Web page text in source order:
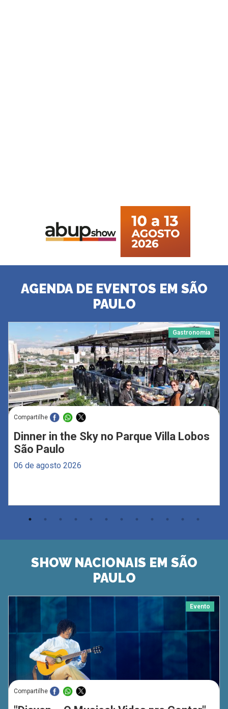
AGENDA DE EVENTOS EM SÃO
PAULO
Gastronomia
Compartilhe
Dinner in the Sky no Parque Villa Lobos
São Paulo
06 de agosto 2026
SHOW NACIONAIS EM SÃO
PAULO
Evento
Compartilhe